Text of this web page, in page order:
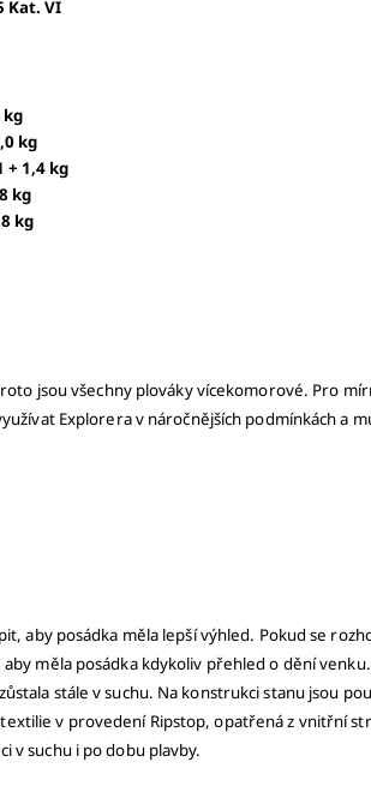
Kat. VI
kg
kg
+ 1,4 kg
kg
kg
jsou všechny plováky vícekomorové. Pro
Explorera v náročnějších podmínkách a
aby posádka měla lepší výhled. Pokud se
měla posádka kdykoliv přehled o dění
stále v suchu. Na konstrukci stanu jsou
v provedení Ripstop, opatřená z vnitřní
v suchu i po dobu plavby.